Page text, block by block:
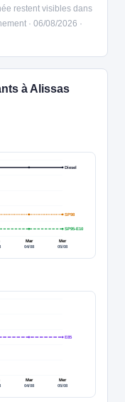
restent visibles dans
· 06/08/2026 ·
à Alissas
Mar
04/08
Mer
05/08
Diesel
SP95-E10
SP98
Mar
04/08
Mer
05/08
E85